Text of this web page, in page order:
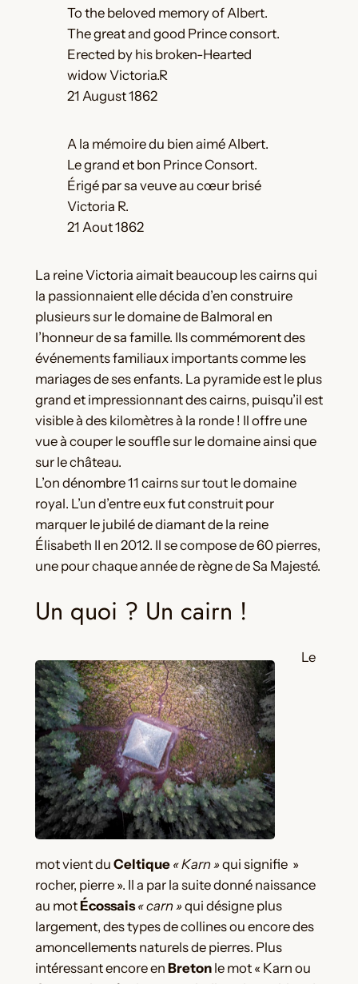
To the beloved memory of Albert.
The great and good Prince consort.
Erected by his broken-Hearted
widow Victoria.R
21 August 1862
A la mémoire du bien aimé Albert.
Le grand et bon Prince Consort.
Érigé par sa veuve au cœur brisé
Victoria R.
21 Aout 1862
La reine Victoria aimait beaucoup les cairns qui
la passionnaient elle décida d’en construire
plusieurs sur le domaine de Balmoral en
l’honneur de sa famille. Ils commémorent des
événements familiaux importants comme les
mariages de ses enfants. La pyramide est le plus
grand et impressionnant des cairns, puisqu’il est
visible à des kilomètres à la ronde ! Il offre une
vue à couper le souffle sur le domaine ainsi que
sur le château.
L’on dénombre 11 cairns sur tout le domaine
royal. L’un d’entre eux fut construit pour
marquer le jubilé de diamant de la reine
Élisabeth II en 2012. Il se compose de 60 pierres,
une pour chaque année de règne de Sa Majesté.
Un quoi ? Un cairn !
Le
mot vient du Celtique « Karn »qui signifie »
rocher, pierre ». Il a par la suite donné naissance
au motÉcossais « carn »qui désigne plus
largement, des types de collines ou encore des
amoncellements naturels de pierres. Plus
intéressant encore en Bretonle mot « Karn ou